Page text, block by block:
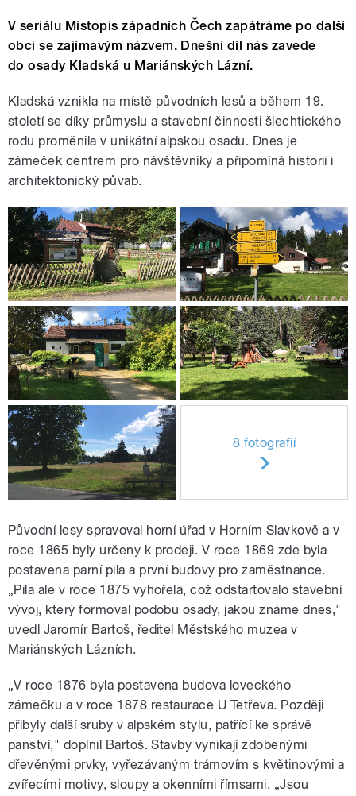
V seriálu Místopis západních Čech zapátráme po další
obci se zajímavým názvem. Dnešní díl nás zavede
do osady Kladská u Mariánských Lázní.
Kladská vznikla na místě původních lesů a během 19.
století se díky průmyslu a stavební činnosti šlechtického
rodu proměnila v unikátní alpskou osadu. Dnes je
zámeček centrem pro návštěvníky a připomíná historii i
architektonický půvab.
8 fotografií
Původní lesy spravoval horní úřad v Horním Slavkově a v
roce 1865 byly určeny k prodeji. V roce 1869 zde byla
postavena parní pila a první budovy pro zaměstnance.
„Pila ale v roce 1875 vyhořela, což odstartovalo stavební
vývoj, který formoval podobu osady, jakou známe dnes,"
uvedl Jaromír Bartoš, ředitel Městského muzea v
Mariánských Lázních.
„V roce 1876 byla postavena budova loveckého
zámečku a v roce 1878 restaurace U Tetřeva. Později
přibyly další sruby v alpském stylu, patřící ke správě
panství," doplnil Bartoš. Stavby vynikají zdobenými
dřevěnými prvky, vyřezávaným trámovím s květinovými a
zvířecími motivy, sloupy a okenními římsami. „Jsou